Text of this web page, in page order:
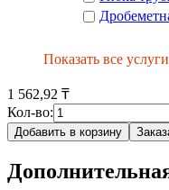
Показать все услуги
1 562,92 ₸
Кол-во:
Добавить в корзину